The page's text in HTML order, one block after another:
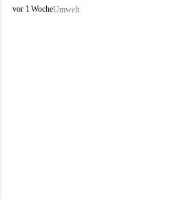
V
vor 1 WocheUmwelt